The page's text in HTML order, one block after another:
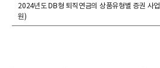
2024년도 DB형 퇴직연금의 상품유형별 증권 사
원)